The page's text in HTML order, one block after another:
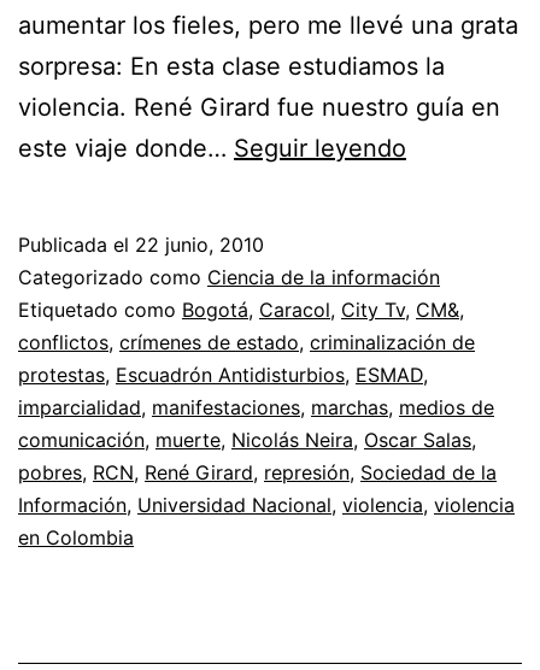
aumentar los fieles, pero me llevé una grata
sorpresa: En esta clase estudiamos la
violencia. René Girard fue nuestro guía en
este viaje donde… Seguir leyendo
Anti
Disturbios
(ESMAD)
como
ente
controlador
violento
Publicada el 22 junio, 2010
Categorizado como Ciencia de la información
Etiquetado como Bogotá, Caracol, City Tv, CM&,
conflictos, crímenes de estado, criminalización de
protestas, Escuadrón Antidisturbios, ESMAD,
imparcialidad, manifestaciones, marchas, medios de
comunicación, muerte, Nicolás Neira, Oscar Salas,
pobres, RCN, René Girard, represión, Sociedad de la
Información, Universidad Nacional, violencia, violencia
en Colombia